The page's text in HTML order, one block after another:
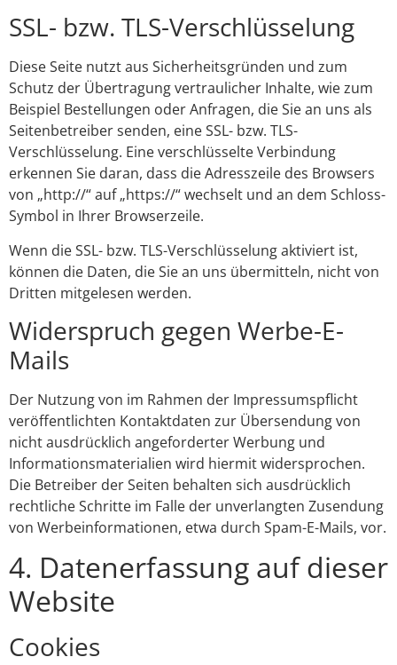
SSL- bzw. TLS-Verschlüsselung
Diese Seite nutzt aus Sicherheitsgründen und zum
Schutz der Übertragung vertraulicher Inhalte, wie zum
Beispiel Bestellungen oder Anfragen, die Sie an uns als
Seitenbetreiber senden, eine SSL- bzw. TLS-
Verschlüsselung. Eine verschlüsselte Verbindung
erkennen Sie daran, dass die Adresszeile des Browsers
von „http://“ auf „https://“ wechselt und an dem Schloss-
Symbol in Ihrer Browserzeile.
Wenn die SSL- bzw. TLS-Verschlüsselung aktiviert ist,
können die Daten, die Sie an uns übermitteln, nicht von
Dritten mitgelesen werden.
Widerspruch gegen Werbe-E-
Mails
Der Nutzung von im Rahmen der Impressumspflicht
veröffentlichten Kontaktdaten zur Übersendung von
nicht ausdrücklich angeforderter Werbung und
Informationsmaterialien wird hiermit widersprochen.
Die Betreiber der Seiten behalten sich ausdrücklich
rechtliche Schritte im Falle der unverlangten Zusendung
von Werbeinformationen, etwa durch Spam-E-Mails, vor.
4. Datenerfassung auf dieser
Website
Cookies